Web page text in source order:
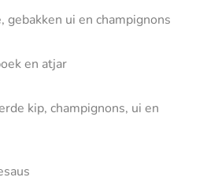
gebakken ui en champignons
en atjar
kip, champignons, ui en